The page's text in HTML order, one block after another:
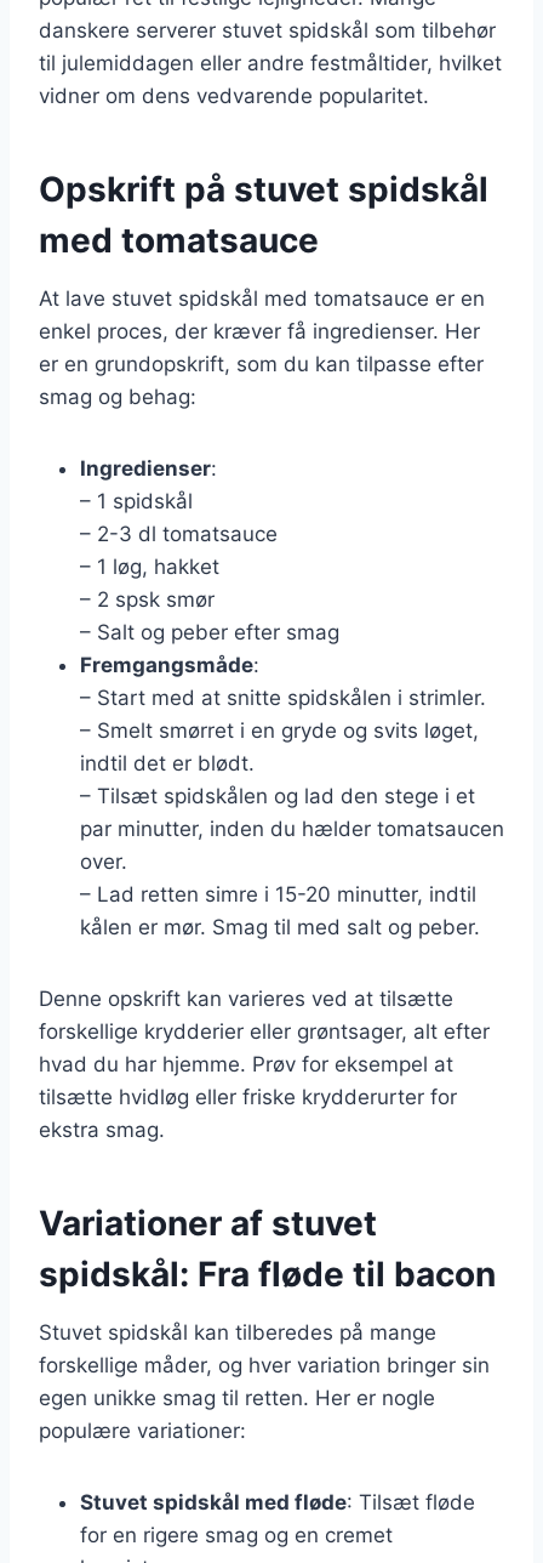
danskere serverer stuvet spidskål som tilbehør
til julemiddagen eller andre festmåltider, hvilket
vidner om dens vedvarende popularitet.
Opskrift på stuvet spidskål
med tomatsauce
At lave stuvet spidskål med tomatsauce er en
enkel proces, der kræver få ingredienser. Her
er en grundopskrift, som du kan tilpasse efter
smag og behag:
Ingredienser:
– 1 spidskål
– 2-3 dl tomatsauce
– 1 løg, hakket
– 2 spsk smør
– Salt og peber efter smag
Fremgangsmåde:
– Start med at snitte spidskålen i strimler.
– Smelt smørret i en gryde og svits løget,
indtil det er blødt.
– Tilsæt spidskålen og lad den stege i et
par minutter, inden du hælder tomatsaucen
over.
– Lad retten simre i 15-20 minutter, indtil
kålen er mør. Smag til med salt og peber.
Denne opskrift kan varieres ved at tilsætte
forskellige krydderier eller grøntsager, alt efter
hvad du har hjemme. Prøv for eksempel at
tilsætte hvidløg eller friske krydderurter for
ekstra smag.
Variationer af stuvet
spidskål: Fra fløde til bacon
Stuvet spidskål kan tilberedes på mange
forskellige måder, og hver variation bringer sin
egen unikke smag til retten. Her er nogle
populære variationer:
Stuvet spidskål med fløde: Tilsæt fløde
for en rigere smag og en cremet